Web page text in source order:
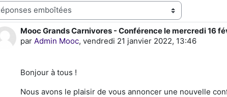
d’affichage
Mooc Grands Carnivores - Conférence le mercredi 16
par Admin Mooc, vendredi 21 janvier 2022, 13:46
Nombre de réponses : 0
Bonjour à tous !
Nous avons le plaisir de vous annoncer une nouvelle